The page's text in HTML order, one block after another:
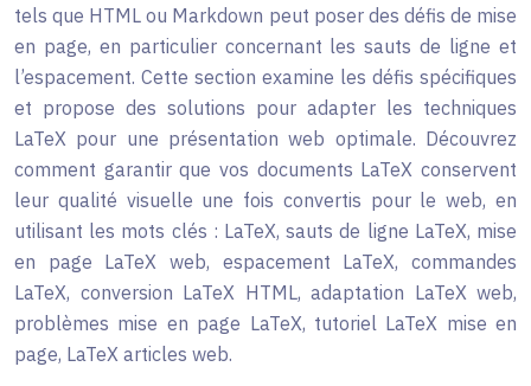
tels que HTML ou Markdown peut poser des défis de mise
en page, en particulier concernant les sauts de ligne et
l’espacement. Cette section examine les défis spécifiques
et propose des solutions pour adapter les techniques
LaTeX pour une présentation web optimale. Découvrez
comment garantir que vos documents LaTeX conservent
leur qualité visuelle une fois convertis pour le web, en
utilisant les mots clés : LaTeX, sauts de ligne LaTeX, mise
en page LaTeX web, espacement LaTeX, commandes
LaTeX, conversion LaTeX HTML, adaptation LaTeX web,
problèmes mise en page LaTeX, tutoriel LaTeX mise en
page, LaTeX articles web.